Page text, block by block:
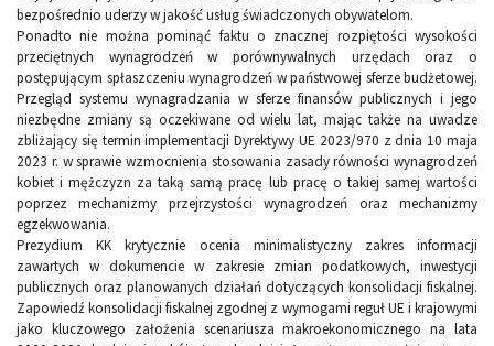
bezpośrednio uderzy w jakość usług świadczonych obywatelom.
Ponadto nie można pominąć faktu o znacznej rozpiętości wysokości
przeciętnych wynagrodzeń w porównywalnych urzędach oraz o
postępującym spłaszczeniu wynagrodzeń w państwowej sferze budżetowej.
Przegląd systemu wynagradzania w sferze finansów publicznych i jego
niezbędne zmiany są oczekiwane od wielu lat, mając także na uwadze
zbliżający się termin implementacji Dyrektywy UE 2023/970 z dnia 10 maja
2023 r. w sprawie wzmocnienia stosowania zasady równości wynagrodzeń
kobiet i mężczyzn za taką samą pracę lub pracę o takiej samej wartości
poprzez mechanizmy przejrzystości wynagrodzeń oraz mechanizmy
egzekwowania.
Prezydium KK krytycznie ocenia minimalistyczny zakres informacji
zawartych w dokumencie w zakresie zmian podatkowych, inwestycji
publicznych oraz planowanych działań dotyczących konsolidacji fiskalnej.
Zapowiedź konsolidacji fiskalnej zgodnej z wymogami reguł UE i krajowymi
jako kluczowego założenia scenariusza makroekonomicznego na lata